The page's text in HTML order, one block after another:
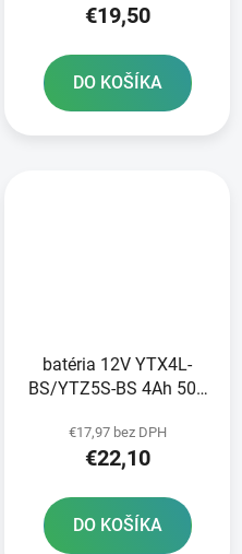
€19,50
DO KOŠÍKA
batéria 12V YTX4L-
BS/YTZ5S-BS 4Ah 50A
113x70x85 FULBAT
vrátane balenia
€17,97 bez DPH
€22,10
DO KOŠÍKA